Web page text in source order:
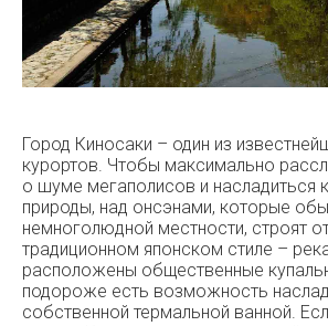
Город Киносаки – один из
курортов. Чтобы максимально
о шуме мегаполисов и насладиться
природы, над онсэнами, которые
немноголюдной местности, строят
традиционном японском стиле –
расположены общественные
подороже есть возможность
собственной термальной ванной.